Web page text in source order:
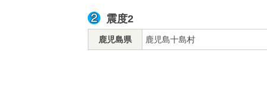
震度2
鹿児島県 鹿児島十島村